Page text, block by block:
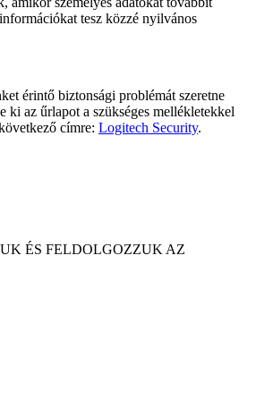
tesz közzé nyilvános
érintő biztonsági problémát szeretne
ki az űrlapot a szükséges mellékletekkel
címre: Logitech Security.
ÉS FELDOLGOZZUK AZ